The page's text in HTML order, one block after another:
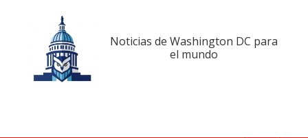
Noticias de Washington DC para
el mundo